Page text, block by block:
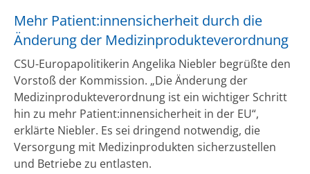
Mehr Patient:innensicherheit durch die
Änderung der Medizinprodukteverordnung
CSU-Europapolitikerin Angelika Niebler begrüßte den
Vorstoß der Kommission. „Die Änderung der
Medizinprodukteverordnung ist ein wichtiger Schritt
hin zu mehr Patient:innensicherheit in der EU“,
erklärte Niebler. Es sei dringend notwendig, die
Versorgung mit Medizinprodukten sicherzustellen
und Betriebe zu entlasten.